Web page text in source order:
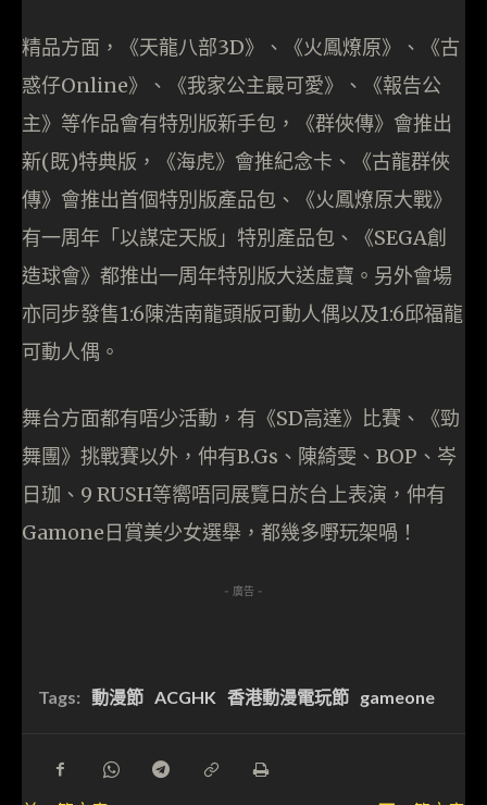
精品方面，《天龍八部3D》、《火鳳燎原》、《古
惑仔Online》、《我家公主最可愛》、《報告公
主》等作品會有特別版新手包，《群俠傳》會推出
新(既)特典版，《海虎》會推紀念卡、《古龍群俠
傳》會推出首個特別版產品包、《火鳳燎原大戰》
有一周年「以謀定天版」特別產品包、《SEGA創
造球會》都推出一周年特別版大送虛寶。另外會場
亦同步發售1:6陳浩南龍頭版可動人偶以及1:6邱福龍
可動人偶。
舞台方面都有唔少活動，有《SD高達》比賽、《勁
舞團》挑戰賽以外，仲有B.Gs、陳綺雯、BOP、岑
日珈、9 RUSH等嚮唔同展覽日於台上表演，仲有
Gamone日賞美少女選舉，都幾多嘢玩架喎！
- 廣告 -
Tags: 動漫節 ACGHK 香港動漫電玩節 gameone